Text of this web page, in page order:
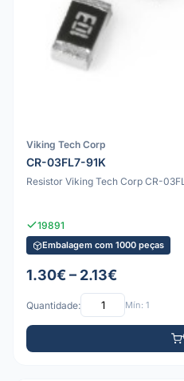
Viking Tech Corp
CR-03FL7-91K
Resistor Viking Tech Corp CR-
19891
Embalagem com 1000 peças
1.30€ – 2.13€
Quantidade: Mín: 1